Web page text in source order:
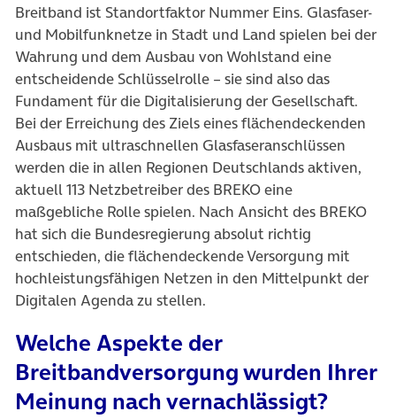
Breitband ist Standortfaktor Nummer Eins. Glasfaser-
und Mobilfunknetze in Stadt und Land spielen bei der
Wahrung und dem Ausbau von Wohlstand eine
entscheidende Schlüsselrolle – sie sind also das
Fundament für die Digitalisierung der Gesellschaft.
Bei der Erreichung des Ziels eines flächendeckenden
Ausbaus mit ultraschnellen Glasfaseranschlüssen
werden die in allen Regionen Deutschlands aktiven,
aktuell 113 Netzbetreiber des BREKO eine
maßgebliche Rolle spielen. Nach Ansicht des BREKO
hat sich die Bundesregierung absolut richtig
entschieden, die flächendeckende Versorgung mit
hochleistungsfähigen Netzen in den Mittelpunkt der
Digitalen Agenda zu stellen.
Welche Aspekte der
Breitbandversorgung wurden Ihrer
Meinung nach vernachlässigt?